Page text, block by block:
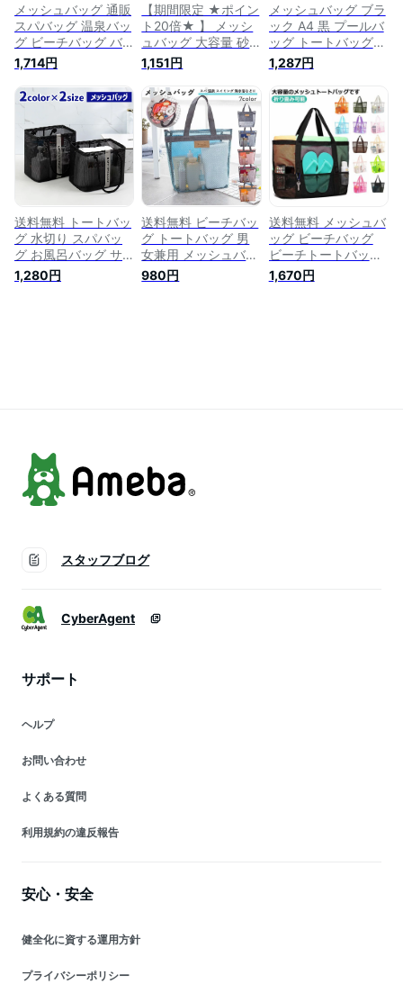
メッシュバッグ 通販
スパバッグ 温泉バッ
グ ビーチバッグ バ
ック バッグ かばん
鞄 カバン 肩掛け 手
提げ 大容量 海 レジ
ャー 温泉 プール 水
遊び バス用品 メッ
シュ トートバッグ
無地 通気性 お砂場
グッズ 収納
1,714円
【期間限定 ★ポイン
ト20倍★ 】 メッシ
ュバッグ 大容量 砂
場 海 プールバッグ
レディース 軽量 洗
える シンプル ネッ
トバッグ 砂場バッグ
カバン メッシュ ク
リア 水遊び 水陸両
用 トートバッグ お
風呂バッグ スパバッ
グ 手提げバッグ 通
気性 温泉 ビーチ ジ
ム 旅行
1,151円
メッシュバッグ ブラ
ック A4 黒 プールバ
ッグ トートバッグ
スパバッグ 手提げバ
ック かばん 小さめ
ミニ 砂場 ビーチ 温
泉 プール 海水浴 ス
ポーツ ジム 手提げ
バッグ スパ 旅行 海
ユニセックス メッシ
ュバッグ ⼩さめ メ
ッシュバッグ ミニ
1,287円
送料無料 トートバッ
グ 水切り スパバッ
グ お風呂バッグ サ
ウナバッグ メッシュ
バッグ ビーチバッグ
1,280円
送料無料 ビーチバッ
グ トートバッグ 男
女兼用 メッシュバッ
グ プールバッグ ス
パバッグ 手提げ 自
980円
送料無料 メッシュバ
ッグ ビーチバッグ
ビーチトートバッグ
プールバッグ メッシ
ュ トートバッグ 軽
1,670円
スタッフブログ
CyberAgent
サポート
ヘルプ
お問い合わせ
よくある質問
利用規約の違反報告
安心・安全
健全化に資する運用方針
プライバシーポリシー